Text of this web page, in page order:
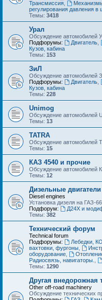
Трансмиссия
регулирования давления в
Темы: 3418
Урал
Обсуждение автомобилей
Подфорумы:
Двигатель,
Кузов, кабина
Темы: 153
ЗиЛ
Обсуждение автомобилей
Подфорумы:
Двигатель,
Кузов, кабина
Темы: 228
Unimog
Обсуждение автомобилей
Темы: 13
TATRA
Обсуждение автомобилей
Темы: 15
КАЗ 4540 и прочие
Обсуждение автомобилей
Темы: 12
Дизельные двигатели
Diesel engines
Установка дизеля на ГАЗ-
Подфорум:
Д24Х и
Темы: 382
Технический форум
Technical forum
Подфорумы:
Лебедки,
вахтовки, фургоны
оборудование
Радиосвязь, навигаторы.
Темы: 1290
Другая внедорожная
Other off-road machinery
Обсуждение технических